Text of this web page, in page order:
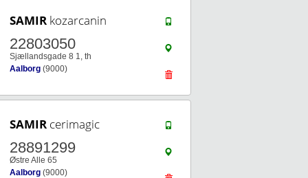
SAMIR kozarcanin
22803050
Sjællandsgade 8 1, th
Aalborg (9000)
SAMIR cerimagic
28891299
Østre Alle 65
Aalborg (9000)